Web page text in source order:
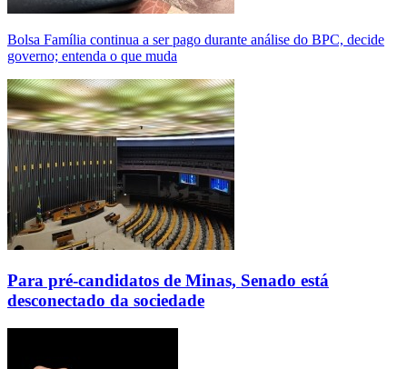
Bolsa Família continua a ser pago durante análise do BPC, decide
governo; entenda o que muda
Para pré-candidatos de Minas, Senado está
desconectado da sociedade